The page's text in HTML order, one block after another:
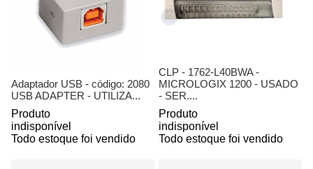
Adaptador USB - código: 2080
USB ADAPTER - UTILIZA...
Produto
indisponível
Todo estoque foi vendido
CLP - 1762-L40BWA -
MICROLOGIX 1200 - USADO
- SER....
Produto
indisponível
Todo estoque foi vendido